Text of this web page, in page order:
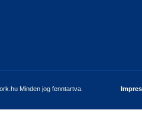
Minden jog fenntartva.